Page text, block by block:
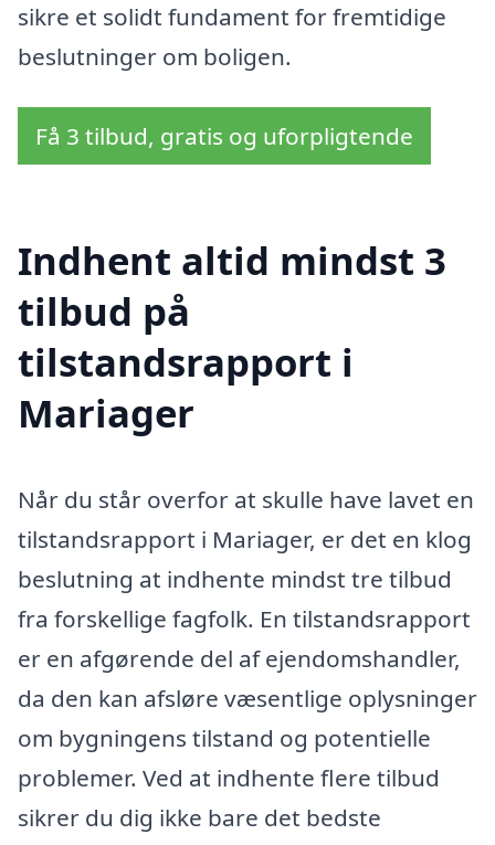
sikre et solidt fundament for fremtidige
beslutninger om boligen.
Få 3 tilbud, gratis og uforpligtende
Indhent altid mindst 3
tilbud på
tilstandsrapport i
Mariager
Når du står overfor at skulle have lavet en
tilstandsrapport i Mariager, er det en klog
beslutning at indhente mindst tre tilbud
fra forskellige fagfolk. En tilstandsrapport
er en afgørende del af ejendomshandler,
da den kan afsløre væsentlige oplysninger
om bygningens tilstand og potentielle
problemer. Ved at indhente flere tilbud
sikrer du dig ikke bare det bedste